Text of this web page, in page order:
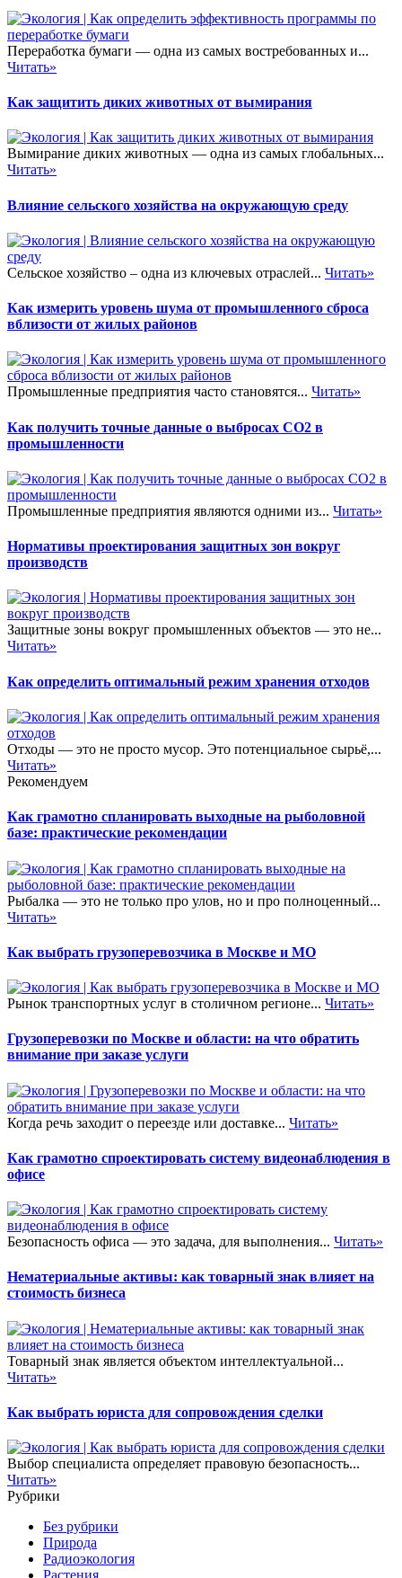
Переработка бумаги — одна из самых востребованных и...
Читать»
Как защитить диких животных от вымирания
Вымирание диких животных — одна из самых глобальных...
Читать»
Влияние сельского хозяйства на окружающую среду
Сельское хозяйство – одна из ключевых отраслей... Читать»
Как измерить уровень шума от промышленного сброса
вблизости от жилых районов
Промышленные предприятия часто становятся... Читать»
Как получить точные данные о выбросах CO2 в
промышленности
Промышленные предприятия являются одними из... Читать»
Нормативы проектирования защитных зон вокруг
производств
Защитные зоны вокруг промышленных объектов — это не...
Читать»
Как определить оптимальный режим хранения отходов
Отходы — это не просто мусор. Это потенциальное сырьё,...
Читать»
Рекомендуем
Как грамотно спланировать выходные на рыболовной
базе: практические рекомендации
Рыбалка — это не только про улов, но и про полноценный...
Читать»
Как выбрать грузоперевозчика в Москве и МО
Рынок транспортных услуг в столичном регионе... Читать»
Грузоперевозки по Москве и области: на что обратить
внимание при заказе услуги
Когда речь заходит о переезде или доставке... Читать»
Как грамотно спроектировать систему видеонаблюдения в
офисе
Безопасность офиса — это задача, для выполнения... Читать»
Нематериальные активы: как товарный знак влияет на
стоимость бизнеса
Товарный знак является объектом интеллектуальной...
Читать»
Как выбрать юриста для сопровождения сделки
Выбор специалиста определяет правовую безопасность...
Читать»
Рубрики
Без рубрики
Природа
Радиоэкология